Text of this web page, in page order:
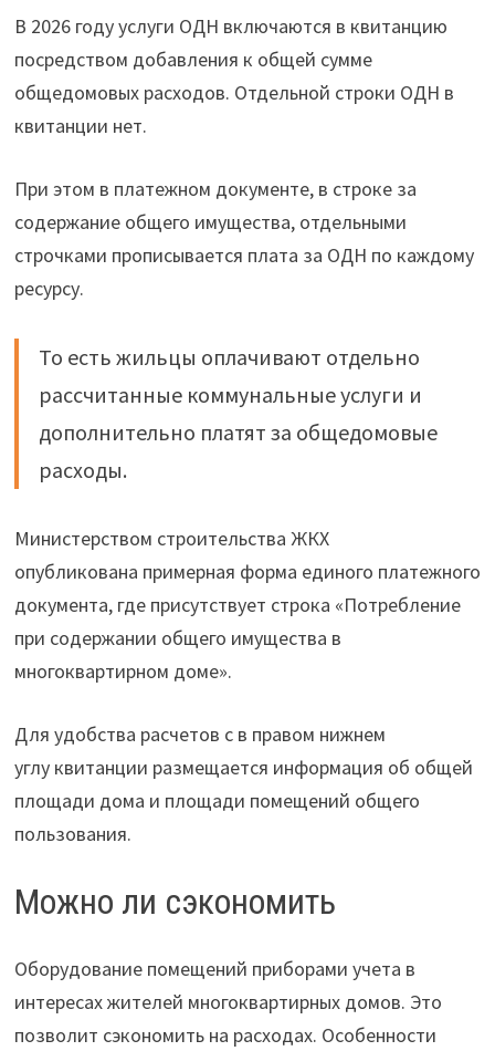
В 2026 году услуги ОДН включаются в квитанцию
посредством добавления к общей сумме
общедомовых расходов. Отдельной строки ОДН в
квитанции нет.
При этом в платежном документе, в строке за
содержание общего имущества, отдельными
строчками прописывается плата за ОДН по каждому
ресурсу.
То есть жильцы оплачивают отдельно
рассчитанные коммунальные услуги и
дополнительно платят за общедомовые
расходы.
Министерством строительства ЖКХ
опубликована примерная форма единого платежного
документа, где присутствует строка «Потребление
при содержании общего имущества в
многоквартирном доме».
Для удобства расчетов с в правом нижнем
углу квитанции размещается информация об общей
площади дома и площади помещений общего
пользования.
Можно ли сэкономить
Оборудование помещений приборами учета в
интересах жителей многоквартирных домов. Это
позволит сэкономить на расходах. Особенности